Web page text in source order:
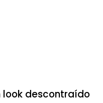
look descontraído